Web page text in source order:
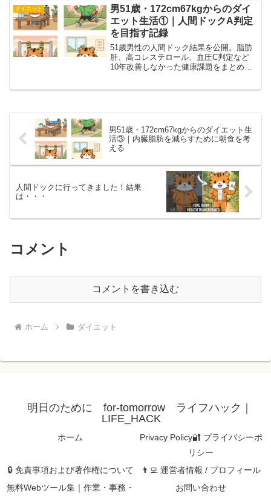
は違う非日常効果を体験談で解説。仕事
終わりの2時間が最高の癒しに変わりま
す！
ダイエット
男51歳・172cm67kgからのダイ
エット生活①｜人間ドックA判定
を目指す記録
51歳男性の人間ドック結果を公開。脂肪
肝、高コレステロール、血圧C判定など
10年改善しなかった健康課題をまとめ、
男51歳・172cm67kgからのダイエット生
活③｜内臓脂肪を減らすために朝食を考
える
人間ドックに行ってきました！結果
は・・・
コメント
コメントを書き込む
ホーム ダイエット
明日のために for-tomorrow ライフハック｜
LIFE_HACK
ホーム
Privacy Policy🔐 プライバシーポ
リシー
🔒 免責事項および著作権について
👨‍💻 運営者情報 / プロフィール
無料Webツール集｜作業・事務・
お問い合わせ